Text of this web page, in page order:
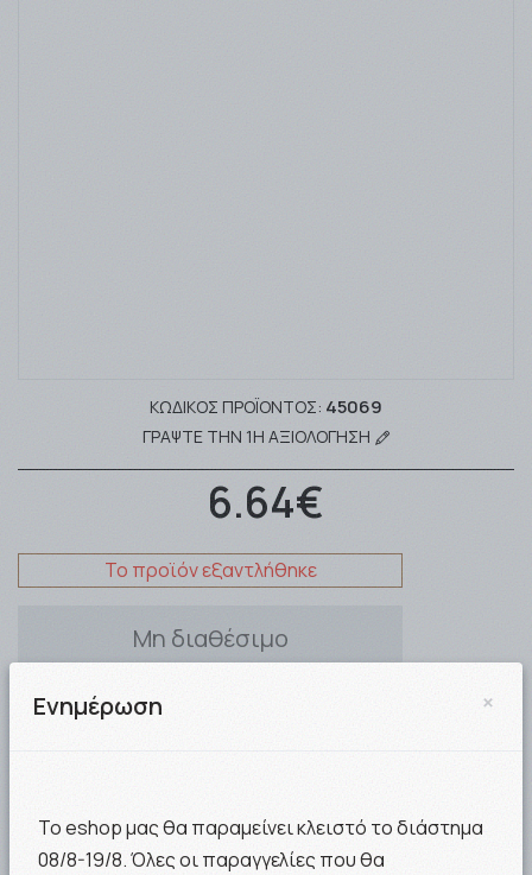
ΚΩΔΙΚΌΣ ΠΡΟΪΌΝΤΟΣ: 45069
ΓΡΆΨΤΕ ΤΗΝ 1Η ΑΞΙΟΛΌΓΗΣΗ
6.64€
Το προϊόν εξαντλήθηκε
Μη διαθέσιμο
Nows
Ενημέρωση ×
Το eshop μας θα παραμείνει κλειστό το διάστημα
08/8-19/8. Όλες οι παραγγελίες που θα